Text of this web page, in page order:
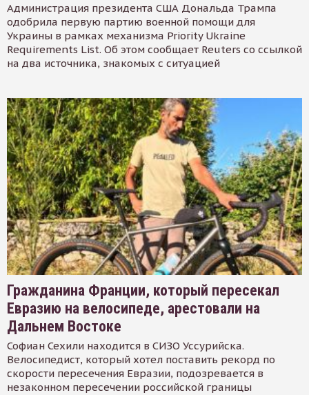
Администрация президента США Дональда Трампа
одобрила первую партию военной помощи для
Украины в рамках механизма Priority Ukraine
Requirements List. Об этом сообщает Reuters со ссылкой
на два источника, знакомых с ситуацией
Гражданина Франции, который пересекал
Евразию на велосипеде, арестовали на
Дальнем Востоке
Софиан Сехили находится в СИЗО Уссурийска.
Велосипедист, который хотел поставить рекорд по
скорости пересечения Евразии, подозревается в
незаконном пересечении российской границы